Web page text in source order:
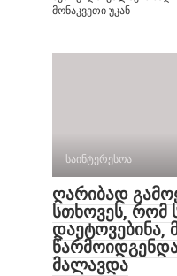
მონაკვეთი უკან
საინტერესოა
ღარიბად
სთხოვეს, რომ
დაეტოვებინა,
მალავდა